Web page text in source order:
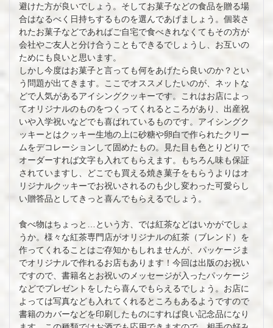
避けた方が良いでしょう。そしてお菓子などの食品を贈る場
合はなるべく日持ちするものを選んであげましょう。個装さ
れたお菓子などであればご自宅で食べきれなくてもその方が
会社やご友人と分け合うこともできるでしょうし、お互いの
ためにも良いと思います。
しかし今度はお菓子と言っても何をあげたら良いのか？とい
う問題が出てきます。ここでオススメしたいのが、ネットな
どで人気があるアイシングクッキーです。これはお店によっ
てオリジナルのものをつくってくれるところがあり、出産祝
いや入学祝いなどでも喜ばれているものです。アイシングク
ッキーとはクッキー生地の上に砂糖や卵白で作られたクリー
ムをデコレーションして固めたもの。見た目も色とりどりで
オーダーすれば文字も入れてもらえます。もちろん味も保証
されていますし、どこでも買える焼き菓子をもらうよりはオ
リジナルクッキーでお祝いされるのも少し変わった可愛らし
い贈答品としてきっと喜んでもらえるでしょう。
食べ物はちょっと…という方、では紅茶などはいかがでしょ
うか。様々な紅茶専門店がオリジナルの紅茶（ブレンド）を
作ってくれることはご存知かもしれませんが、パッケージま
でオリジナルで作れるお店もあります！今回は出版のお祝い
ですので、書籍名とお祝いのメッセージが入ったパッケージ
などでプレゼントをしたら喜んでもらえるでしょう。お店に
よっては写真なども入れてくれるところもあるようですので
書籍のカバーなどを印刷したものにすれば良い記念品になり